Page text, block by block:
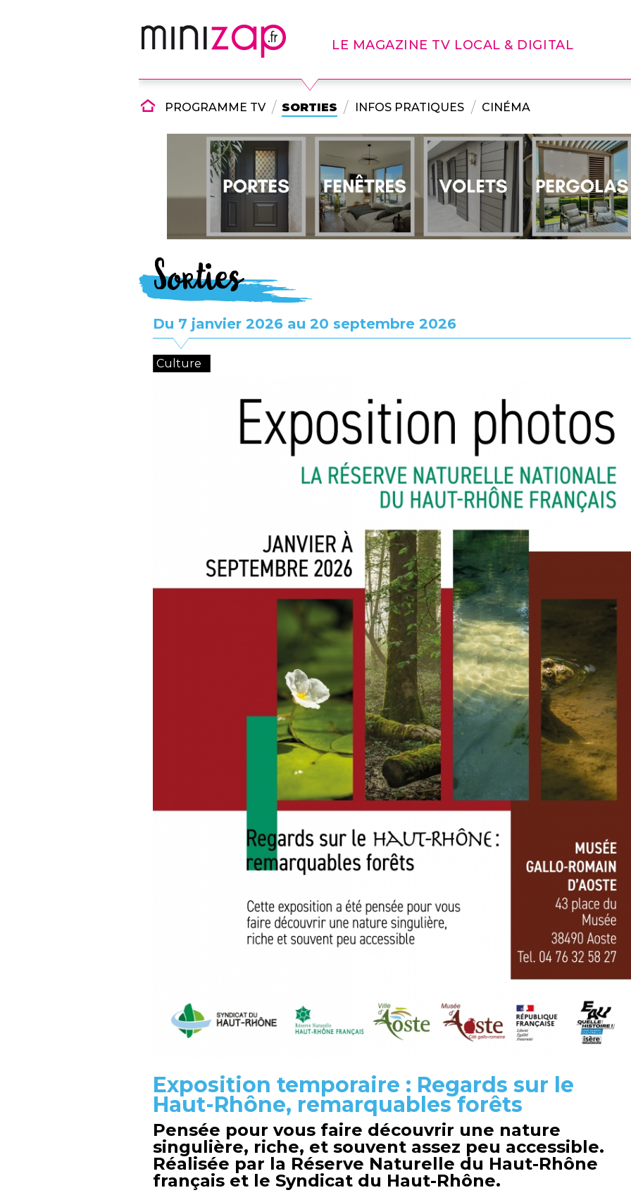
LE MAGAZINE TV LOCAL & DIGITAL
PROGRAMME TV SORTIES INFOS PRATIQUES CINÉMA
Sorties
Du 7 janvier 2026 au 20 septembre 2026
Culture
Exposition temporaire : Regards sur le
Haut-Rhône, remarquables forêts
Pensée pour vous faire découvrir une nature
singulière, riche, et souvent assez peu accessible.
Réalisée par la Réserve Naturelle du Haut-Rhône
français et le Syndicat du Haut-Rhône.